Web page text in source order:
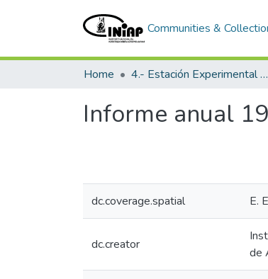
Communities &
Home 4.- Estación Experimental Litoral Sur
Informe anual
dc.coverage.spatial E.
dc.creator
de